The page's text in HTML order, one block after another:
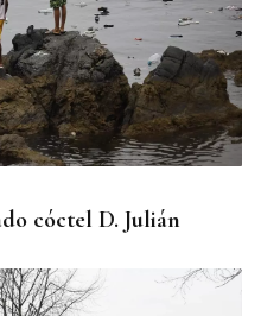
cóctel D. Julián